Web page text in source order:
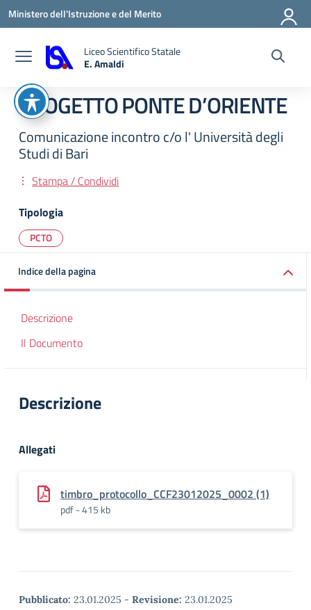
Vai ai contenuti
Vai al menu di navigazione
Vai al footer
Ministero dell'Istruzione e del Merito
Liceo Scientifico Statale
E. Amaldi
PROGETTO PONTE D’ORIENTE
Comunicazione incontro c/o l' Università degli
Studi di Bari
Stampa / Condividi
Tipologia
PCTO
Indice della pagina
Descrizione
Il Documento
Descrizione
Allegati
timbro_protocollo_CCF23012025_0002 (1)
pdf - 415 kb
Pubblicato: 23.01.2025 - Revisione: 23.01.2025